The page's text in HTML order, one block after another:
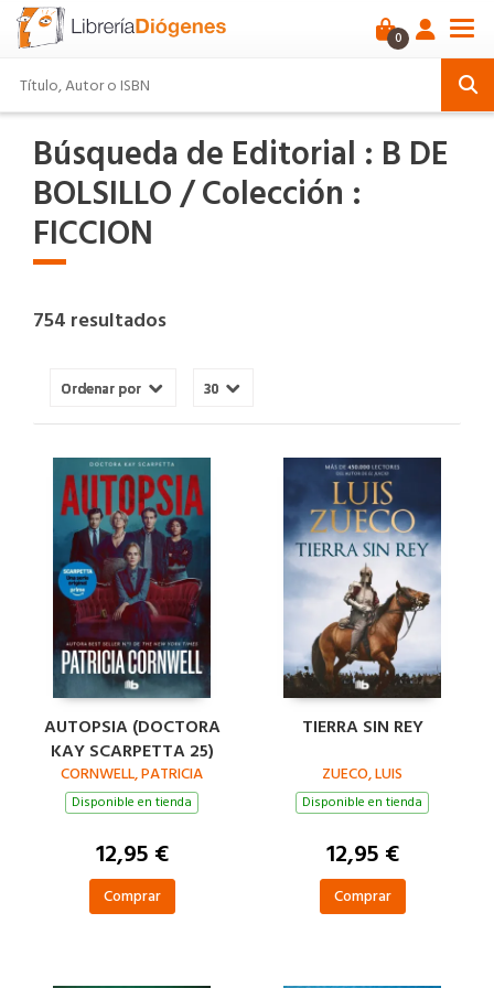
0
Búsqueda de Editorial : B DE
BOLSILLO / Colección :
FICCION
754 resultados
AUTOPSIA (DOCTORA
KAY SCARPETTA 25)
CORNWELL, PATRICIA
Disponible en tienda
12,95 €
Comprar
TIERRA SIN REY
ZUECO, LUIS
Disponible en tienda
12,95 €
Comprar